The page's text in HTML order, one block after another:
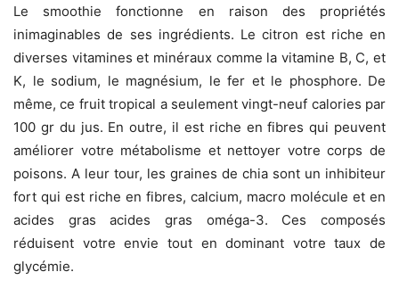
Le smoothie fonctionne en raison des propriétés
inimaginables de ses ingrédients. Le citron est riche en
diverses vitamines et minéraux comme la vitamine B, C, et
K, le sodium, le magnésium, le fer et le phosphore. De
même, ce fruit tropical a seulement vingt-neuf calories par
100 gr du jus. En outre, il est riche en fibres qui peuvent
améliorer votre métabolisme et nettoyer votre corps de
poisons. A leur tour, les graines de chia sont un inhibiteur
fort qui est riche en fibres, calcium, macro molécule et en
acides gras acides gras oméga-3. Ces composés
réduisent votre envie tout en dominant votre taux de
glycémie.